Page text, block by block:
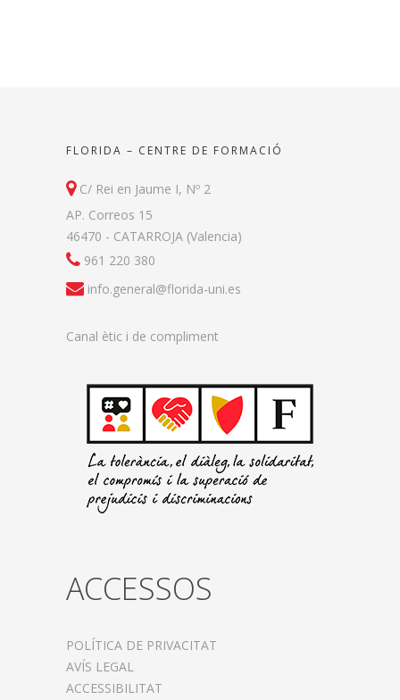
FLORIDA – CENTRE DE FORMACIÓ
C/ Rei en Jaume I, Nº 2
AP. Correos 15
46470 - CATARROJA (Valencia)
961 220 380
info.general@florida-uni.es
Canal ètic i de compliment
ACCESSOS
POLÍTICA DE PRIVACITAT
AVÍS LEGAL
ACCESSIBILITAT